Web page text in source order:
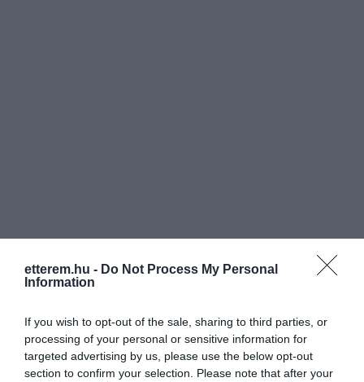
etterem.hu - Do Not Process My Personal
Information
If you wish to opt-out of the sale, sharing to third parties, or
processing of your personal or sensitive information for
targeted advertising by us, please use the below opt-out
section to confirm your selection. Please note that after your
Értékelések Értékeld Te is